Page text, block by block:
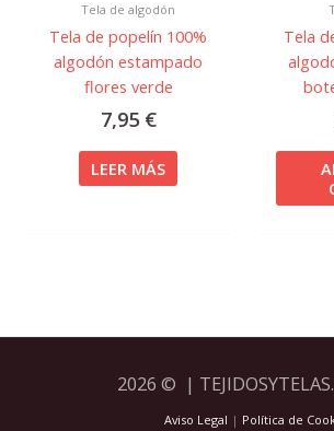
Tela de algodón
Tela de popelín 100%
algodón estampado
flores verde
7,95 €
LEER MÁS
Tela
2026 © |
Aviso Legal | Política de